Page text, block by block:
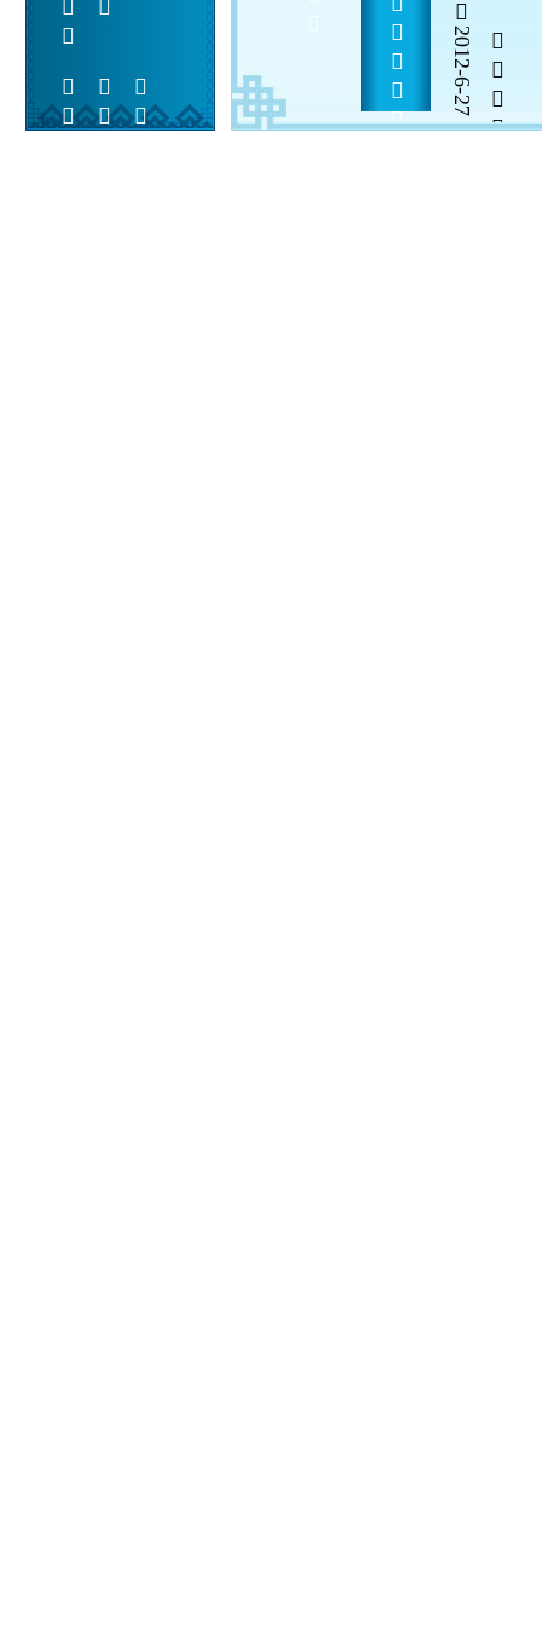
            2012-6-27